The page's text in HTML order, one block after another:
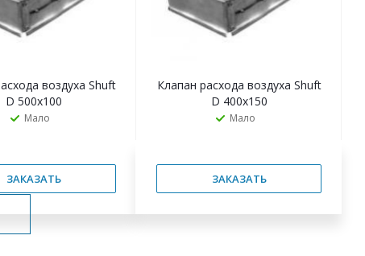
воздуха Shuft
D 500х100
Мало
ЗАКАЗАТЬ
Клапан расхода воздуха Shuft
D 400х150
Мало
ЗАКАЗАТЬ